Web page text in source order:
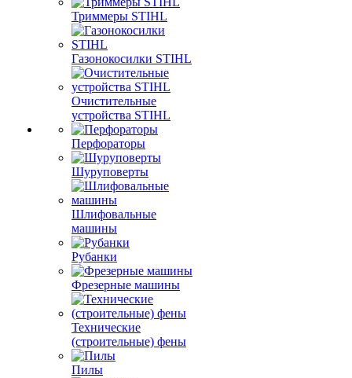
Триммеры STIHL
Газонокосилки STIHL
Очистительные
устройства STIHL
Перфораторы
Шуруповерты
Шлифовальные
машины
Рубанки
Фрезерные машины
Технические
(строительные) фены
Пилы